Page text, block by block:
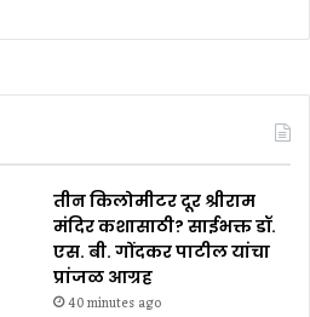
तीन किलोमीटर दूर श्रीराम
मंदिर कशासाठी? साईभक्त डॉ.
एस. बी. गोंदकर पाटील यांचा
प्रांजळ आग्रह
40 minutes ago